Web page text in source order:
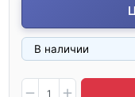
В наличии